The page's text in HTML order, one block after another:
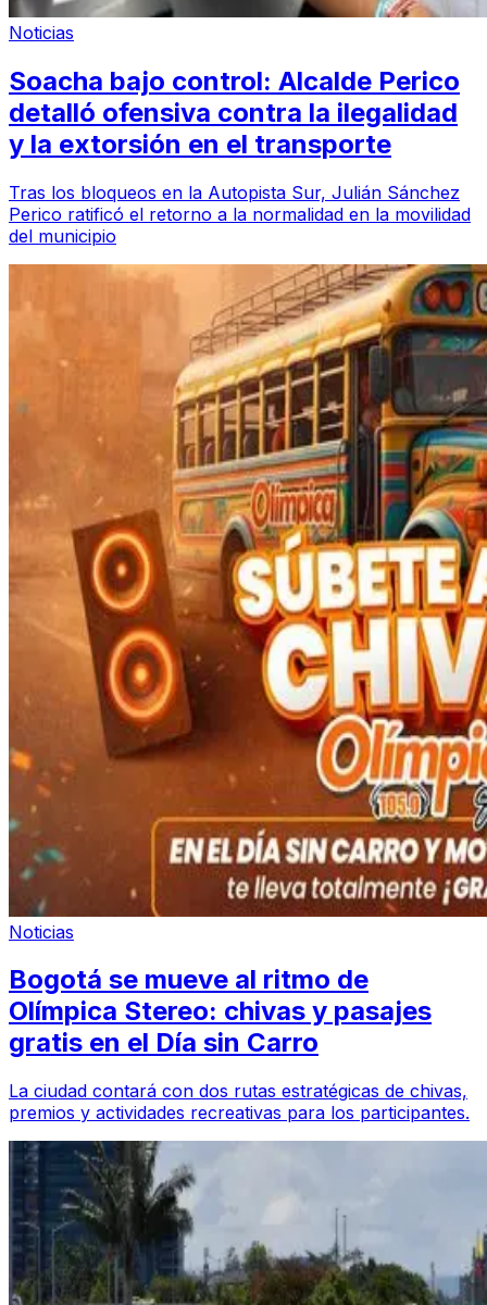
Noticias
Soacha bajo control: Alcalde Perico
detalló ofensiva contra la ilegalidad
y la extorsión en el transporte
Tras los bloqueos en la Autopista Sur, Julián Sánchez
Perico ratificó el retorno a la normalidad en la movilidad
del municipio
Noticias
Bogotá se mueve al ritmo de
Olímpica Stereo: chivas y pasajes
gratis en el Día sin Carro
La ciudad contará con dos rutas estratégicas de chivas,
premios y actividades recreativas para los participantes.